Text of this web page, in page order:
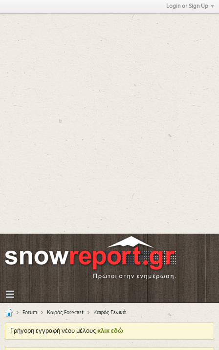
Login or Sign Up
Forum Καιρός Forecast Καιρός Γενικά
Γρήγορη εγγραφή νέου μέλουςκλικ εδώ